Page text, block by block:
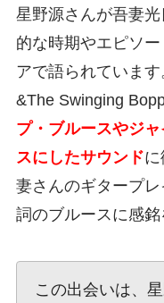
星野源さんが吾妻
的な時期やエピソ
アで語られていま
&The Swinging
プ・ブルースやジ
スにしたサウンド
妻さんのギタープ
詞のブルースに感銘
この出会いは、